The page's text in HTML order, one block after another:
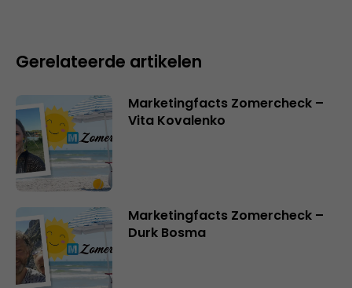
Gerelateerde artikelen
Marketingfacts Zomercheck –
Vita Kovalenko
Marketingfacts Zomercheck –
Durk Bosma